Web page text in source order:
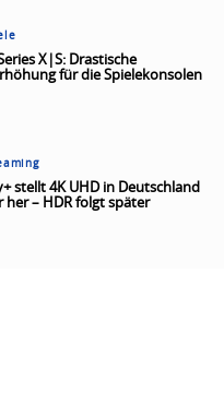
X|S: Drastische
für die Spielekonsolen
stellt 4K UHD in Deutschland
her – HDR folgt später